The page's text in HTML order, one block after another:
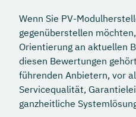
Wenn Sie PV-
gegenüberstellen
Orientierung an aktuellen
diesen Bewertungen gehört
führenden Anbietern, vor
Servicequalität,
ganzheitliche